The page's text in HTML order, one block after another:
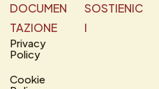
DOCUMEN
TAZIONE
Privacy
Policy
Cookie
SOSTIENIC
I